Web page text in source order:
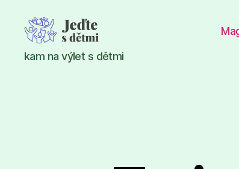
Jeďte
s
kam na výlet s dětmi